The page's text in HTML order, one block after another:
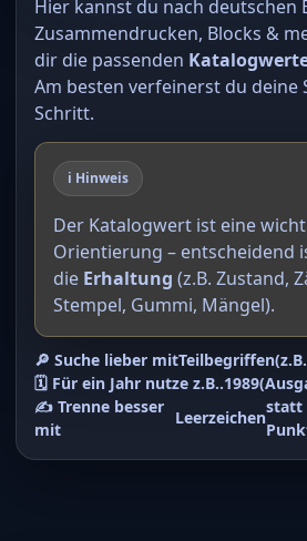
Hier kannst du nach deutschen
Zusammendrucken, Blocks &
dir die passenden
Am besten verfeinerst du deine
Schritt.
ℹ️ Hinweis
Der Katalogwert ist eine
Orientierung – entscheidend
die Erhaltung (z.B. Zustand,
Stempel, Gummi, Mängel).
🔎 Suche lieber mitTeilbegriffen
🗓️ Für ein Jahr nutze z.B..1989
✍️ Trenne besser
mit
Leerzeichen
statt